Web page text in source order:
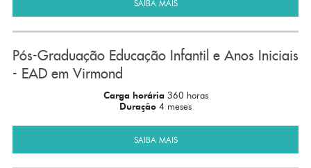
SAIBA MAIS
Pós-Graduação Educação Infantil e Anos Iniciais
- EAD em Virmond
Carga horária 360 horas
Duração 4 meses
SAIBA MAIS